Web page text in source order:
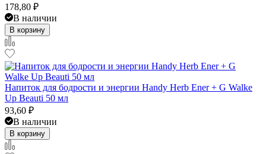
178,80 ₽
В наличии
В корзину
Напиток для бодрости и энергии Handy Herb Ener + G Walke
Up Beauti 50 мл
93,60 ₽
В наличии
В корзину